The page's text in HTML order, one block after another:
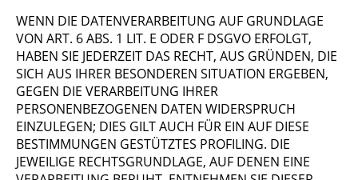
WENN DIE DATENVERARBEITUNG AUF GRUNDLAGE
VON ART. 6 ABS. 1 LIT. E ODER F DSGVO ERFOLGT,
HABEN SIE JEDERZEIT DAS RECHT, AUS GRÜNDEN, DIE
SICH AUS IHRER BESONDEREN SITUATION ERGEBEN,
GEGEN DIE VERARBEITUNG IHRER
PERSONENBEZOGENEN DATEN WIDERSPRUCH
EINZULEGEN; DIES GILT AUCH FÜR EIN AUF DIESE
BESTIMMUNGEN GESTÜTZTES PROFILING. DIE
JEWEILIGE RECHTSGRUNDLAGE, AUF DENEN EINE